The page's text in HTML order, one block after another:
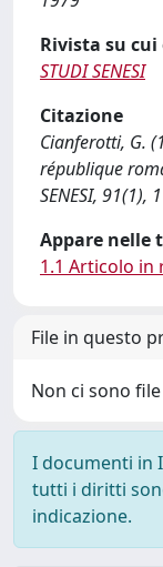
Rivista su
STUDI SENESI
Citazione
Cianferotti, G.
république
SENESI, 91(1),
Appare nelle
1.1 Articolo in
File in questo
Non ci sono
I documenti in
tutti i diritti
indicazione.